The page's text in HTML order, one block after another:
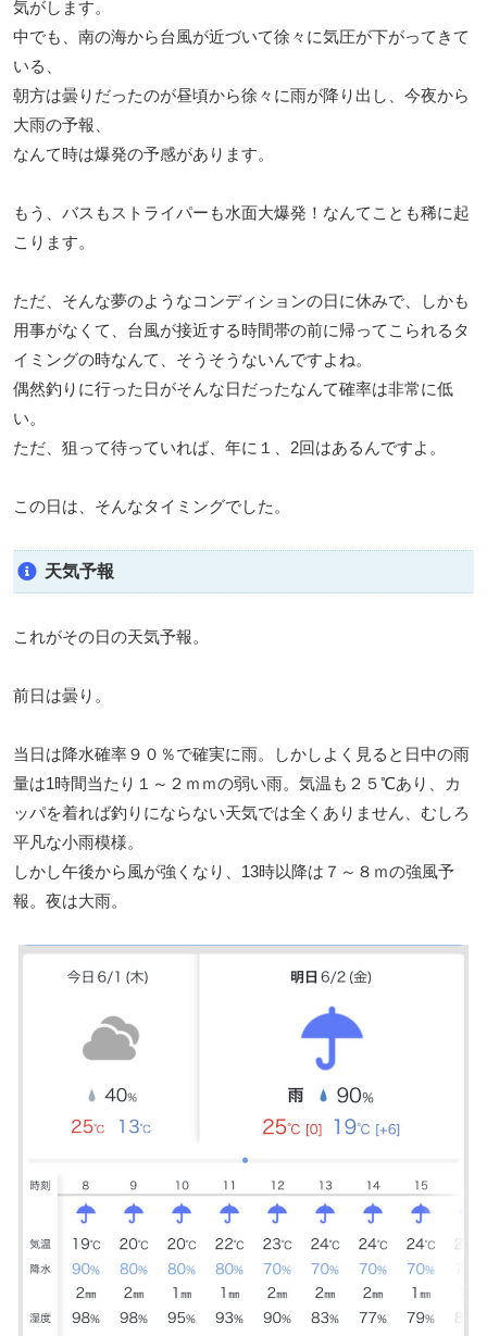
気がします。
中でも、南の海から台風が近づいて徐々に気圧が下がってきて
いる、
朝方は曇りだったのが昼頃から徐々に雨が降り出し、今夜から
大雨の予報、
なんて時は爆発の予感があります。
もう、バスもストライパーも水面大爆発！なんてことも稀に起
こります。
ただ、そんな夢のようなコンディションの日に休みで、しかも
用事がなくて、台風が接近する時間帯の前に帰ってこられるタ
イミングの時なんて、そうそうないんですよね。
偶然釣りに行った日がそんな日だったなんて確率は非常に低
い。
ただ、狙って待っていれば、年に１、2回はあるんですよ。
この日は、そんなタイミングでした。
天気予報
これがその日の天気予報。
前日は曇り。
当日は降水確率９０％で確実に雨。しかしよく見ると日中の雨
量は1時間当たり１～２ｍｍの弱い雨。気温も２５℃あり、カ
ッパを着れば釣りにならない天気では全くありません、むしろ
平凡な小雨模様。
しかし午後から風が強くなり、13時以降は７～８ｍの強風予
報。夜は大雨。